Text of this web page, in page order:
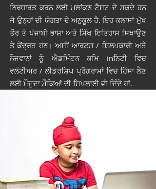
ਨਿਰਧਾਰਤ ਕਰਨ ਲਈ ਮੁਲਾਂਕਣ ਟੈਸਟ ਦੇ ਸਕਦੇ ਹਨ
ਜੋ ਉਨ੍ਹਾਂ ਦੀ ਯੋਗਤਾ ਦੇ ਅਨੁਕੂਲ ਹੈ. ਇਹ ਕਲਾਸਾਂ ਮੁੱਖ
ਤੌਰ ਤੇ ਪੰਜਾਬੀ ਭਾਸ਼ਾ ਅਤੇ ਸਿੱਖ ਇਤਿਹਾਸ ਸਿਖਾਉਣ
ਤੇ ਕੇਂਦ੍ਰਤ ਹਨ। ਅਸੀਂ ਆਰਟਸ / ਸ਼ਿਲਪਕਾਰੀ ਅਤੇ
ਨੌਜਵਾਨਾਂ ਨੂੰ ਐਡਮਿੰਟਨ ਕਮਿ inਨਿਟੀ ਵਿਚ
ਵਲੰਟੀਅਰ / ਲੀਡਰਸ਼ਿਪ ਪ੍ਰੋਗਰਾਮਾਂ ਵਿਚ ਹਿੱਸਾ ਲੈਣ
ਲਈ ਮੌਜੂਦਾ ਮੌਕਿਆਂ ਦੀ ਸਿਖਲਾਈ ਵੀ ਦਿੰਦੇ ਹਾਂ.